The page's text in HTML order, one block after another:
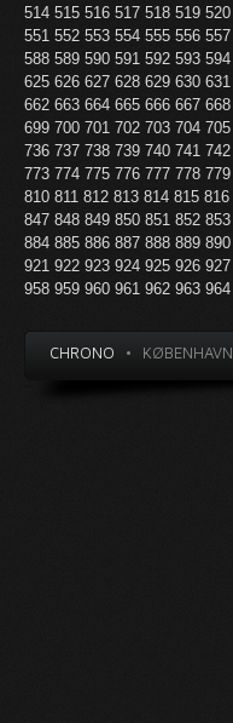
514 515 516 517 518 519 520
551 552 553 554 555 556 557
588 589 590 591 592 593 594
625 626 627 628 629 630 631
662 663 664 665 666 667 668
699 700 701 702 703 704 705
736 737 738 739 740 741 742
773 774 775 776 777 778 779
810 811 812 813 814 815 816
847 848 849 850 851 852 853
884 885 886 887 888 889 890
921 922 923 924 925 926 927
958 959 960 961 962 963 964
CHRONO • KØBENHAVN